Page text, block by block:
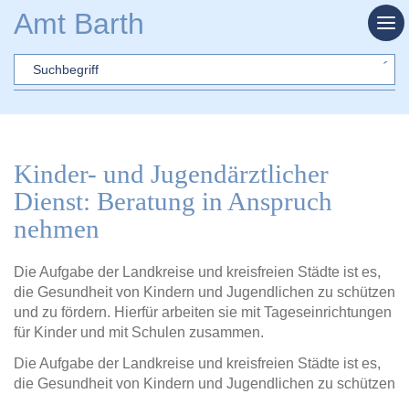
Amt Barth
Sword
Kinder- und Jugendärztlicher
Dienst: Beratung in Anspruch
nehmen
Die Aufgabe der Landkreise und kreisfreien Städte ist es,
die Gesundheit von Kindern und Jugendlichen zu schützen
und zu fördern. Hierfür arbeiten sie mit Tageseinrichtungen
für Kinder und mit Schulen zusammen.
Die Aufgabe der Landkreise und kreisfreien Städte ist es,
die Gesundheit von Kindern und Jugendlichen zu schützen